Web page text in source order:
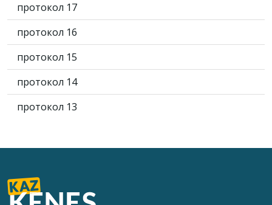
протокол 17
протокол 16
протокол 15
протокол 14
протокол 13